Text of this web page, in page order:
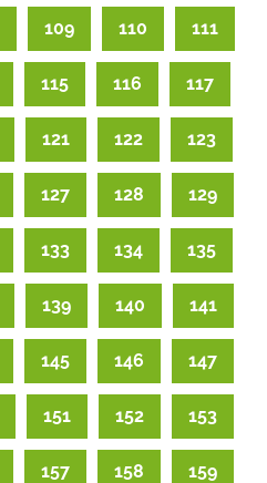
109 110 111
115 116 117
121 122 123
127 128 129
133 134 135
139 140 141
145 146 147
151 152 153
157 158 159